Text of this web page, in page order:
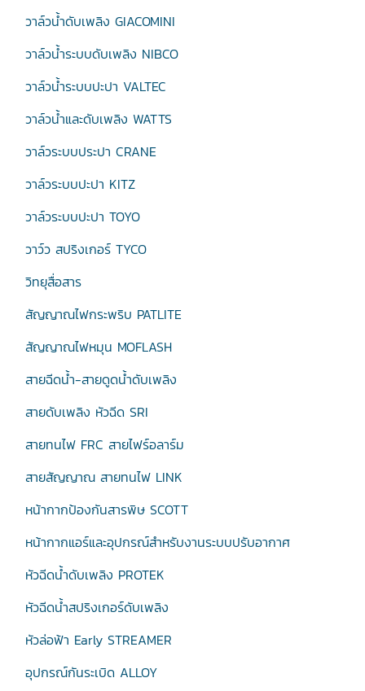
วาล์วน้ำดับเพลิง GIACOMINI
วาล์วน้ำระบบดับเพลิง NIBCO
วาล์วน้ำระบบปะปา VALTEC
วาล์วน้ำและดับเพลิง WATTS
วาล์วระบบประปา CRANE
วาล์วระบบปะปา KITZ
วาล์วระบบปะปา TOYO
วาว์ว สปริงเกอร์ TYCO
วิทยุสื่อสาร
สัญญาณไฟกระพริบ PATLITE
สัญญาณไฟหมุน MOFLASH
สายฉีดน้ำ-สายดูดน้ำดับเพลิง
สายดับเพลิง หัวฉีด SRI
สายทนไฟ FRC สายไฟร์อลาร์ม
สายสัญญาณ สายทนไฟ LINK
หน้ากากป้องกันสารพิษ SCOTT
หน้ากากแอร์และอุปกรณ์สำหรับงานระบบปรับอากาศ
หัวฉีดน้ำดับเพลิง PROTEK
หัวฉีดน้ำสปริงเกอร์ดับเพลิง
หัวล่อฟ้า Early STREAMER
อุปกรณ์กันระเบิด ALLOY